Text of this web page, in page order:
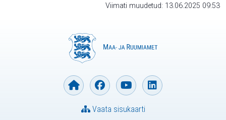
Viimati muudetud: 13.06.2025 09:53
Vaata sisukaarti